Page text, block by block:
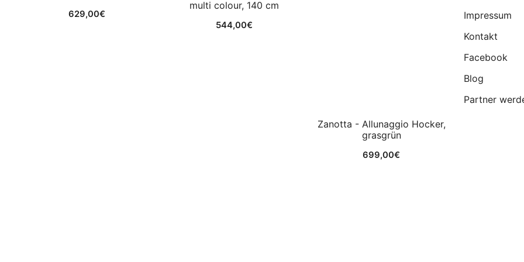
629,00€
multi colour, 140 cm
544,00€
Impressum
Kontakt
Facebook
Blog
Partner